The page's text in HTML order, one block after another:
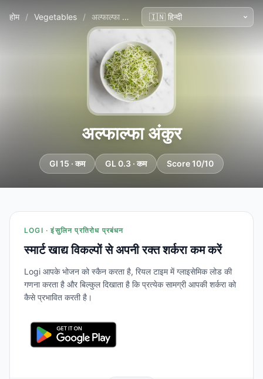
होम / Vegetables / अल्फाल्फा अंकुर
अल्फाल्फा अंकुर
GI 15 · कम GL 0.3 · कम Score 10/10
LOGI · इंसुलिन प्रतिरोध प्रबंधन
स्मार्ट खाद्य विकल्पों से अपनी रक्त शर्करा कम करें
Logi आपके भोजन को स्कैन करता है, रियल टाइम में ग्लाइसेमिक लोड की
गणना करता है और बिल्कुल दिखाता है कि प्रत्येक सामग्री आपकी शर्करा को
कैसे प्रभावित करती है।